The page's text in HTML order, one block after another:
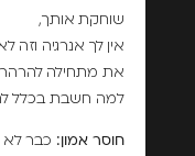
שוחקת אותך,
אין לך אנרגיה וזה
את מתחילה להרהר
למה חשבת בכלל
חוסר אמון: כבר לא